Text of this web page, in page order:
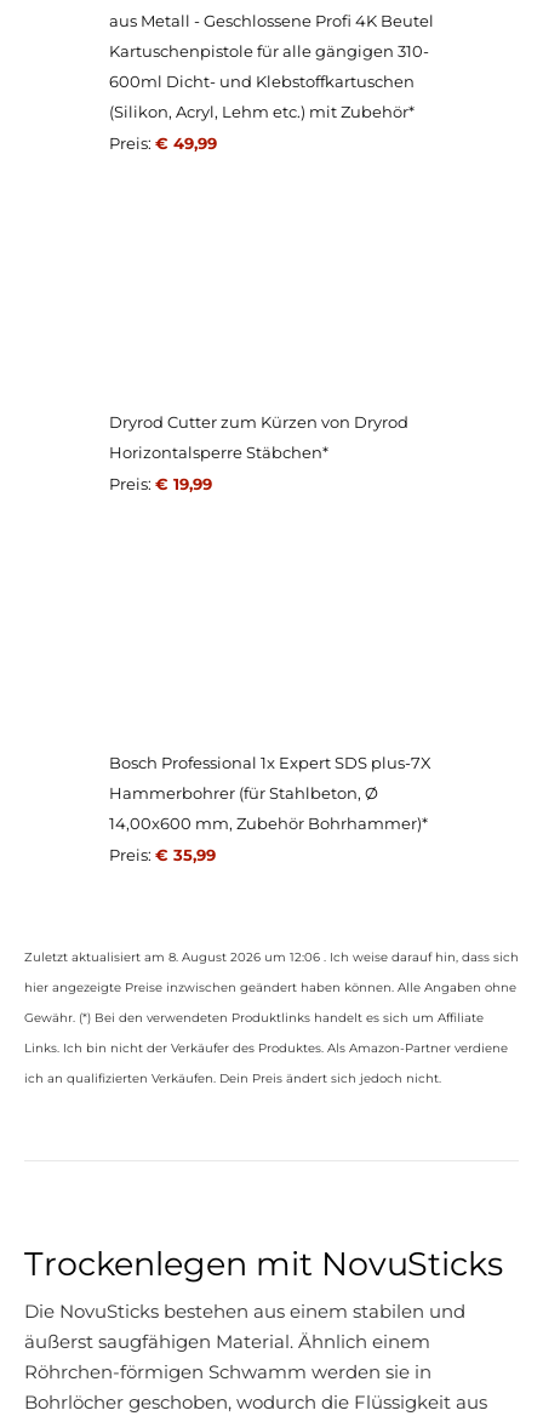
aus Metall - Geschlossene Profi 4K Beutel
Kartuschenpistole für alle gängigen 310-
600ml Dicht- und Klebstoffkartuschen
(Silikon, Acryl, Lehm etc.) mit Zubehör*
Preis: € 49,99
Dryrod Cutter zum Kürzen von Dryrod
Horizontalsperre Stäbchen*
Preis: € 19,99
Bosch Professional 1x Expert SDS plus-7X
Hammerbohrer (für Stahlbeton, Ø
14,00x600 mm, Zubehör Bohrhammer)*
Preis: € 35,99
Zuletzt aktualisiert am 8. August 2026 um 12:06 . Ich weise darauf hin, dass sich
hier angezeigte Preise inzwischen geändert haben können. Alle Angaben ohne
Gewähr. (*) Bei den verwendeten Produktlinks handelt es sich um Affiliate
Links. Ich bin nicht der Verkäufer des Produktes. Als Amazon-Partner verdiene
ich an qualifizierten Verkäufen. Dein Preis ändert sich jedoch nicht.
Trockenlegen mit NovuSticks
Die NovuSticks bestehen aus einem stabilen und
äußerst saugfähigen Material. Ähnlich einem
Röhrchen-förmigen Schwamm werden sie in
Bohrlöcher geschoben, wodurch die Flüssigkeit aus